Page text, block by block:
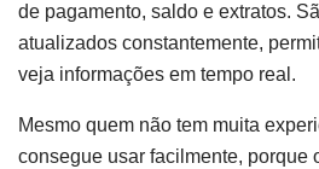
de pagamento, saldo e extratos.
atualizados constantemente,
veja informações em tempo real.
Mesmo quem não tem muita
consegue usar facilmente, porque